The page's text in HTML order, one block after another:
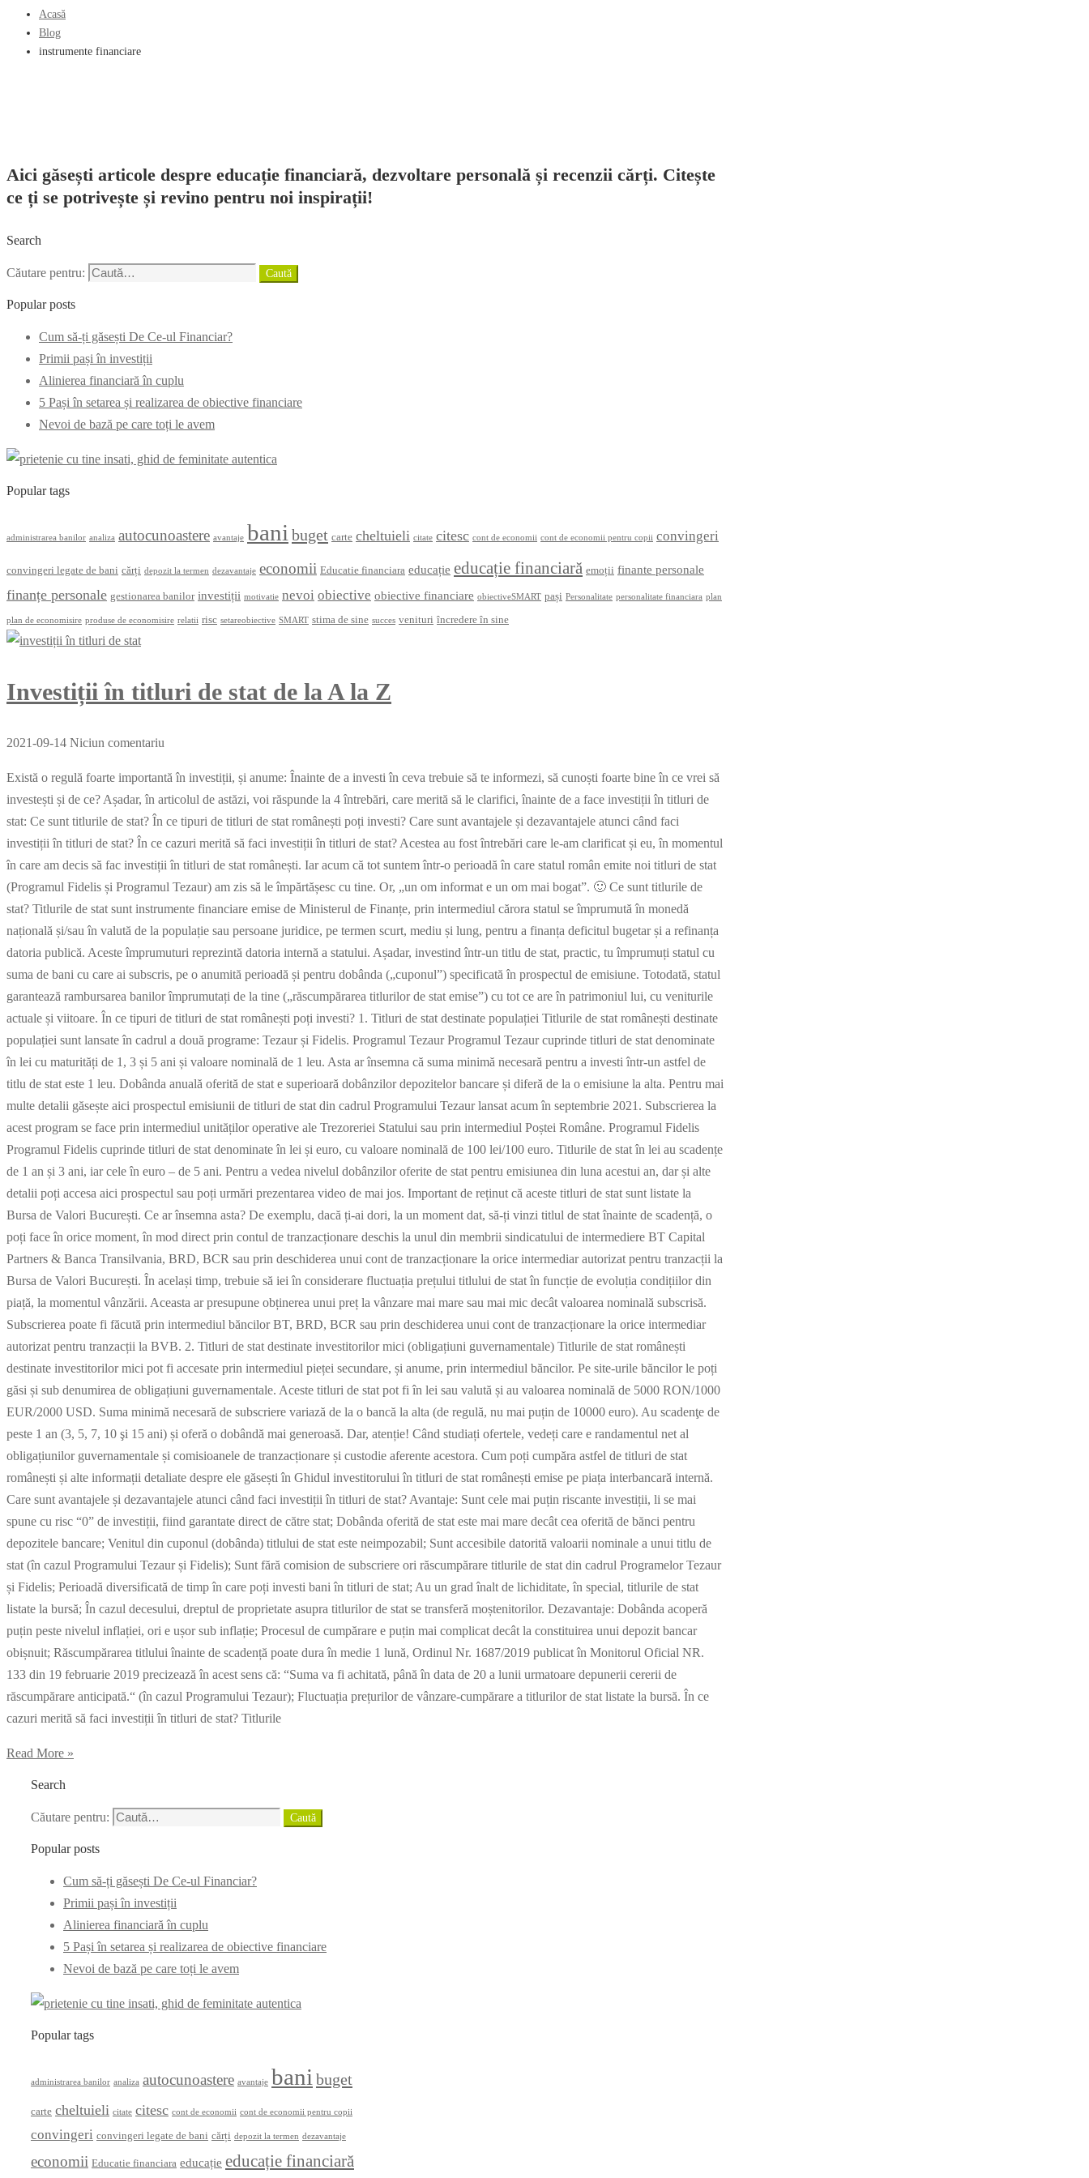
Acasă
Blog
instrumente financiare
Aici găsești articole despre educație financiară, dezvoltare personală și recenzii cărți. Citește
ce ți se potrivește și revino pentru noi inspirații!
Search
Căutare pentru: Caută
Popular posts
Cum să-ți găsești De Ce-ul Financiar?
Primii pași în investiții
Alinierea financiară în cuplu
5 Pași în setarea și realizarea de obiective financiare
Nevoi de bază pe care toți le avem
Popular tags
administrarea banilor analiza autocunoastere avantaje bani buget carte cheltuieli citate citesc cont de economii cont de economii pentru copii convingeri
convingeri legate de bani cărți depozit la termen dezavantaje economii Educatie financiara educație educație financiară emoții finante personale
finanțe personale gestionarea banilor investiții motivatie nevoi obiective obiective financiare obiectiveSMART pași Personalitate personalitate financiara plan
plan de economisire produse de economisire relatii risc setareobiective SMART stima de sine succes venituri încredere în sine
Investiții în titluri de stat de la A la Z
2021-09-14 Niciun comentariu
Există o regulă foarte importantă în investiții, și anume: Înainte de a investi în ceva trebuie să te informezi, să cunoști foarte bine în ce vrei să
investești și de ce? Așadar, în articolul de astăzi, voi răspunde la 4 întrebări, care merită să le clarifici, înainte de a face investiții în titluri de
stat: Ce sunt titlurile de stat? În ce tipuri de titluri de stat românești poți investi? Care sunt avantajele și dezavantajele atunci când faci
investiții în titluri de stat? În ce cazuri merită să faci investiții în titluri de stat? Acestea au fost întrebări care le-am clarificat și eu, în momentul
în care am decis să fac investiții în titluri de stat românești. Iar acum că tot suntem într-o perioadă în care statul român emite noi titluri de stat
(Programul Fidelis și Programul Tezaur) am zis să le împărtășesc cu tine. Or, „un om informat e un om mai bogat”. 🙂 Ce sunt titlurile de
stat? Titlurile de stat sunt instrumente financiare emise de Ministerul de Finanțe, prin intermediul cărora statul se împrumută în monedă
națională și/sau în valută de la populație sau persoane juridice, pe termen scurt, mediu și lung, pentru a finanța deficitul bugetar și a refinanța
datoria publică. Aceste împrumuturi reprezintă datoria internă a statului. Așadar, investind într-un titlu de stat, practic, tu împrumuți statul cu
suma de bani cu care ai subscris, pe o anumită perioadă și pentru dobânda („cuponul”) specificată în prospectul de emisiune. Totodată, statul
garantează rambursarea banilor împrumutați de la tine („răscumpărarea titlurilor de stat emise”) cu tot ce are în patrimoniul lui, cu veniturile
actuale și viitoare. În ce tipuri de titluri de stat românești poți investi? 1. Titluri de stat destinate populației Titlurile de stat românești destinate
populației sunt lansate în cadrul a două programe: Tezaur și Fidelis. Programul Tezaur Programul Tezaur cuprinde titluri de stat denominate
în lei cu maturități de 1, 3 și 5 ani și valoare nominală de 1 leu. Asta ar însemna că suma minimă necesară pentru a investi într-un astfel de
titlu de stat este 1 leu. Dobânda anuală oferită de stat e superioară dobânzilor depozitelor bancare și diferă de la o emisiune la alta. Pentru mai
multe detalii găsește aici prospectul emisiunii de titluri de stat din cadrul Programului Tezaur lansat acum în septembrie 2021. Subscrierea la
acest program se face prin intermediul unităților operative ale Trezoreriei Statului sau prin intermediul Poștei Române. Programul Fidelis
Programul Fidelis cuprinde titluri de stat denominate în lei și euro, cu valoare nominală de 100 lei/100 euro. Titlurile de stat în lei au scadențe
de 1 an și 3 ani, iar cele în euro – de 5 ani. Pentru a vedea nivelul dobânzilor oferite de stat pentru emisiunea din luna acestui an, dar și alte
detalii poți accesa aici prospectul sau poți urmări prezentarea video de mai jos. Important de reținut că aceste titluri de stat sunt listate la
Bursa de Valori București. Ce ar însemna asta? De exemplu, dacă ți-ai dori, la un moment dat, să-ți vinzi titlul de stat înainte de scadență, o
poți face în orice moment, în mod direct prin contul de tranzacționare deschis la unul din membrii sindicatului de intermediere BT Capital
Partners & Banca Transilvania, BRD, BCR sau prin deschiderea unui cont de tranzacționare la orice intermediar autorizat pentru tranzacții la
Bursa de Valori București. În același timp, trebuie să iei în considerare fluctuația prețului titlului de stat în funcție de evoluția condițiilor din
piață, la momentul vânzării. Aceasta ar presupune obținerea unui preț la vânzare mai mare sau mai mic decât valoarea nominală subscrisă.
Subscrierea poate fi făcută prin intermediul băncilor BT, BRD, BCR sau prin deschiderea unui cont de tranzacționare la orice intermediar
autorizat pentru tranzacții la BVB. 2. Titluri de stat destinate investitorilor mici (obligațiuni guvernamentale) Titlurile de stat românești
destinate investitorilor mici pot fi accesate prin intermediul pieței secundare, și anume, prin intermediul băncilor. Pe site-urile băncilor le poți
găsi și sub denumirea de obligațiuni guvernamentale. Aceste titluri de stat pot fi în lei sau valută și au valoarea nominală de 5000 RON/1000
EUR/2000 USD. Suma minimă necesară de subscriere variază de la o bancă la alta (de regulă, nu mai puțin de 10000 euro). Au scadenţe de
peste 1 an (3, 5, 7, 10 şi 15 ani) și oferă o dobândă mai generoasă. Dar, atenție! Când studiați ofertele, vedeți care e randamentul net al
obligațiunilor guvernamentale și comisioanele de tranzacționare și custodie aferente acestora. Cum poți cumpăra astfel de titluri de stat
românești și alte informații detaliate despre ele găsești în Ghidul investitorului în titluri de stat românești emise pe piața interbancară internă.
Care sunt avantajele și dezavantajele atunci când faci investiții în titluri de stat? Avantaje: Sunt cele mai puțin riscante investiții, li se mai
spune cu risc “0” de investiții, fiind garantate direct de către stat; Dobânda oferită de stat este mai mare decât cea oferită de bănci pentru
depozitele bancare; Venitul din cuponul (dobânda) titlului de stat este neimpozabil; Sunt accesibile datorită valoarii nominale a unui titlu de
stat (în cazul Programului Tezaur și Fidelis); Sunt fără comision de subscriere ori răscumpărare titlurile de stat din cadrul Programelor Tezaur
și Fidelis; Perioadă diversificată de timp în care poți investi bani în titluri de stat; Au un grad înalt de lichiditate, în special, titlurile de stat
listate la bursă; În cazul decesului, dreptul de proprietate asupra titlurilor de stat se transferă moștenitorilor. Dezavantaje: Dobânda acoperă
puțin peste nivelul inflației, ori e ușor sub inflație; Procesul de cumpărare e puțin mai complicat decât la constituirea unui depozit bancar
obișnuit; Răscumpărarea titlului înainte de scadență poate dura în medie 1 lună, Ordinul Nr. 1687/2019 publicat în Monitorul Oficial NR.
133 din 19 februarie 2019 precizează în acest sens că: “Suma va fi achitată, până în data de 20 a lunii urmatoare depunerii cererii de
răscumpărare anticipată.“ (în cazul Programului Tezaur); Fluctuația prețurilor de vânzare-cumpărare a titlurilor de stat listate la bursă. În ce
cazuri merită să faci investiții în titluri de stat? Titlurile
Read More »
Search
Căutare pentru: Caută
Popular posts
Cum să-ți găsești De Ce-ul Financiar?
Primii pași în investiții
Alinierea financiară în cuplu
5 Pași în setarea și realizarea de obiective financiare
Nevoi de bază pe care toți le avem
Popular tags
administrarea banilor analiza autocunoastere avantaje bani buget
carte cheltuieli citate citesc cont de economii cont de economii pentru copii
convingeri convingeri legate de bani cărți depozit la termen dezavantaje
economii Educatie financiara educație educație financiară